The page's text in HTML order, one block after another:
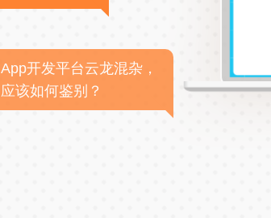
App开发平台云龙混杂，
应该如何鉴别？